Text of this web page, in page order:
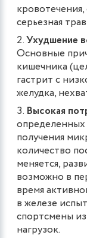
серьезная
Ухудшение
Основные
кишечника
гастрит с
желудка,
Высокая
получения
количество
меняется,
возможно в
время
в железе
спортсмены
нагрузок.